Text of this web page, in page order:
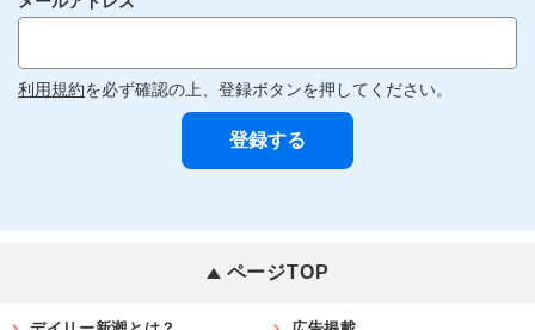
利用規約を必ず確認の上、登録ボタンを押してください。
ページTOP